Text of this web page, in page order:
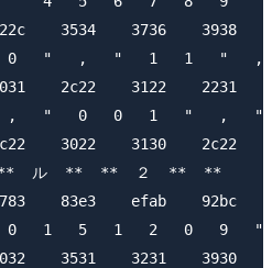
3534    3736    3938
0   "   ,   "   1   1   "
2c22    3122    2231
,   "   0   0   1   "   ,   "
3022    3130    2c22
**  ル  **  **  ２  **  **
83e3    efab    92bc
2   0   1   5   1
3032    3531